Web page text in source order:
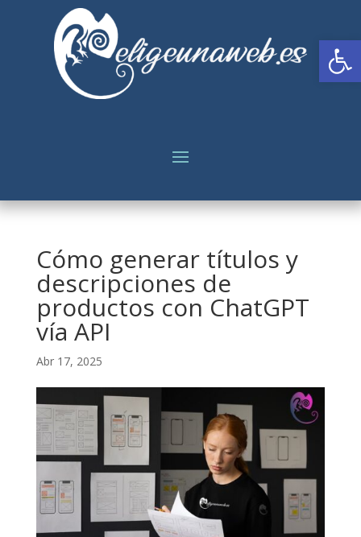
Cómo generar títulos y
descripciones de
productos con ChatGPT
vía API
Abr 17, 2025